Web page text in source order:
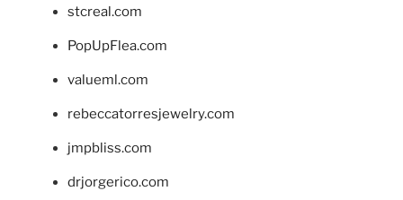
stcreal.com
PopUpFlea.com
valueml.com
rebeccatorresjewelry.com
jmpbliss.com
drjorgerico.com